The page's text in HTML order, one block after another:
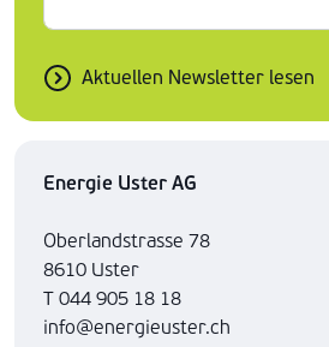
Aktuellen Newsletter lesen
Energie Uster AG
Oberlandstrasse 78
8610 Uster
T 044 905 18 18
info@energieuster.ch